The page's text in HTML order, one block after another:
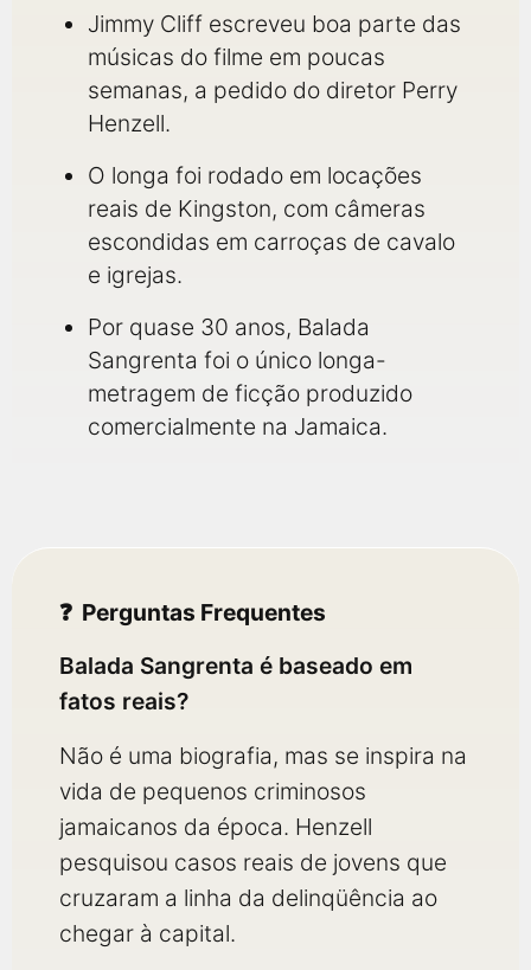
Jimmy Cliff escreveu boa parte das
músicas do filme em poucas
semanas, a pedido do diretor Perry
Henzell.
O longa foi rodado em locações
reais de Kingston, com câmeras
escondidas em carroças de cavalo
e igrejas.
Por quase 30 anos, Balada
Sangrenta foi o único longa-
metragem de ficção produzido
comercialmente na Jamaica.
Perguntas Frequentes
Balada Sangrenta é baseado em
fatos reais?
Não é uma biografia, mas se inspira na
vida de pequenos criminosos
jamaicanos da época. Henzell
pesquisou casos reais de jovens que
cruzaram a linha da delinqüência ao
chegar à capital.